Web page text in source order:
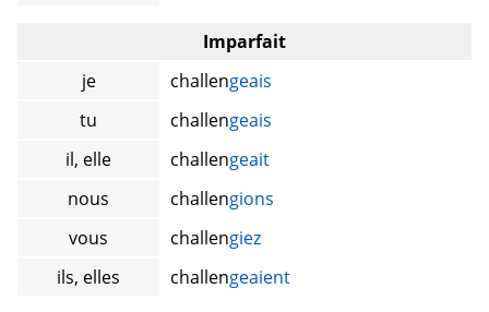
Imparfait
je
challengeais
tu
challengeais
il, elle
challengeait
nous
challengions
vous
challengiez
ils, elles
challengeaient